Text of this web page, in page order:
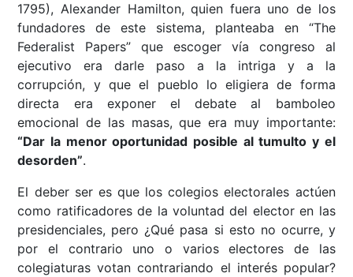
1795), Alexander Hamilton, quien fuera uno de los
fundadores de este sistema, planteaba en “The
Federalist Papers” que escoger vía congreso al
ejecutivo era darle paso a la intriga y a la
corrupción, y que el pueblo lo eligiera de forma
directa era exponer el debate al bamboleo
emocional de las masas, que era muy importante:
“Dar la menor oportunidad posible al tumulto y el
desorden”.
El deber ser es que los colegios electorales actúen
como ratificadores de la voluntad del elector en las
presidenciales, pero ¿Qué pasa si esto no ocurre, y
por el contrario uno o varios electores de las
colegiaturas votan contrariando el interés popular?